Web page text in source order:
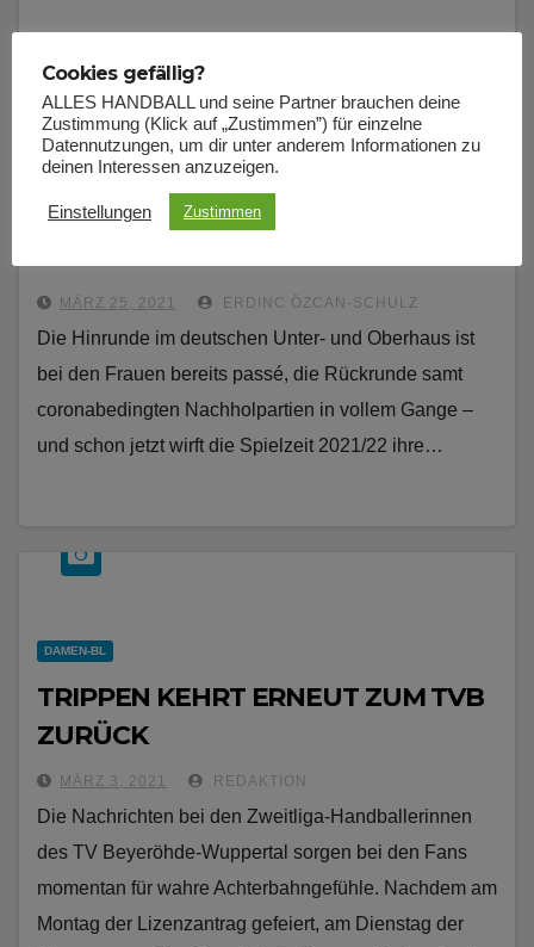
DAMEN-BL DAMEN-DDORF NEWS
BVB WILL DIE VERWERHRTE TITEL-
MÄRZ 25, 2021 ERDINC ÖZCAN-SCHULZ
Die Hinrunde im deutschen Unter- und Oberhaus ist
bei den Frauen bereits passé, die Rückrunde samt
coronabedingten Nachholpartien in vollem Gange –
und schon jetzt wirft die Spielzeit 2021/22 ihre…
DAMEN-BL
TRIPPEN KEHRT ERNEUT ZUM TVB
ZURÜCK
MÄRZ 3, 2021 REDAKTION
Die Nachrichten bei den Zweitliga-Handballerinnen
des TV Beyeröhde-Wuppertal sorgen bei den Fans
momentan für wahre Achterbahngefühle. Nachdem am
Montag der Lizenzantrag gefeiert, am Dienstag der
Cookies gefällig?
ALLES HANDBALL und seine Partner brauchen deine
Zustimmung (Klick auf „Zustimmen”) für einzelne
Datennutzungen, um dir unter anderem Informationen zu
deinen Interessen anzuzeigen.
Einstellungen Zustimmen